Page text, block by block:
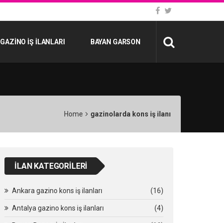
GAZINO İŞ İLANLARI BAYAN GARSON
Home gazinolarda kons iş ilanı
İLAN KATEGORILERI
Ankara gazino kons iş ilanları (16)
Antalya gazino kons iş ilanları (4)